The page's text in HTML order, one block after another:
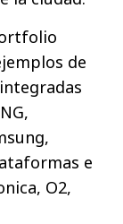
de
e
O2,